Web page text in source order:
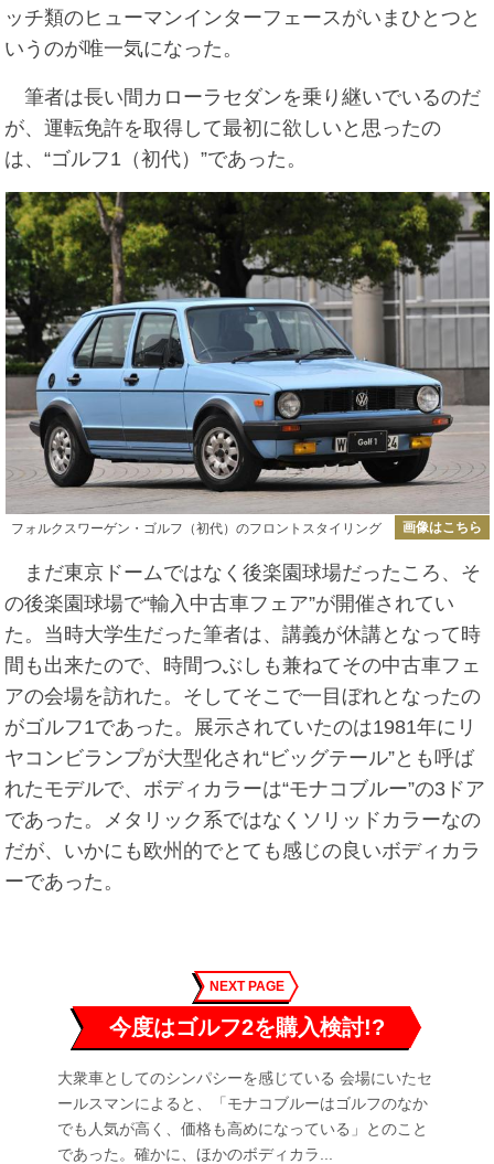
ッチ類のヒューマンインターフェースがいまひとつと
いうのが唯一気になった。
筆者は長い間カローラセダンを乗り継いでいるのだ
が、運転免許を取得して最初に欲しいと思ったの
は、“ゴルフ1（初代）”であった。
フォルクスワーゲン・ゴルフ（初代）のフロントスタイリング 画像はこちら
まだ東京ドームではなく後楽園球場だったころ、そ
の後楽園球場で“輸入中古車フェア”が開催されてい
た。当時大学生だった筆者は、講義が休講となって時
間も出来たので、時間つぶしも兼ねてその中古車フェ
アの会場を訪れた。そしてそこで一目ぼれとなったの
がゴルフ1であった。展示されていたのは1981年にリ
ヤコンビランプが大型化され“ビッグテール”とも呼ば
れたモデルで、ボディカラーは“モナコブルー”の3ドア
であった。メタリック系ではなくソリッドカラーなの
だが、いかにも欧州的でとても感じの良いボディカラ
ーであった。
NEXT PAGE
今度はゴルフ2を購入検討!?
大衆車としてのシンパシーを感じている 会場にいたセ
ールスマンによると、「モナコブルーはゴルフのなか
でも人気が高く、価格も高めになっている」とのこと
であった。確かに、ほかのボディカラ...